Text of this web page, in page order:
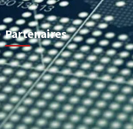
Partenaires